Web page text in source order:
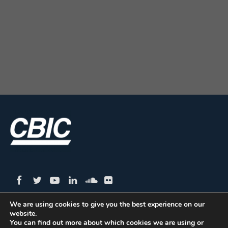
CBIC | SBN Quadra 01 – Bloco I – 4º Andar Edifício:
We are using cookies to give you the best experience on our
website.
You can find out more about which cookies we are using or